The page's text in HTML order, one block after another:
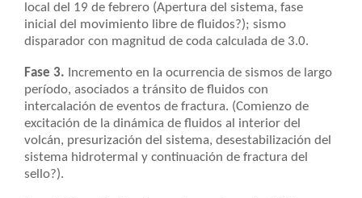
local del 19 de febrero (Apertura del sistema, fase
inicial del movimiento libre de fluidos?); sismo
disparador con magnitud de coda calculada de 3.0.
Fase 3. Incremento en la ocurrencia de sismos de largo
período, asociados a tránsito de fluidos con
intercalación de eventos de fractura. (Comienzo de
excitación de la dinámica de fluidos al interior del
volcán, presurización del sistema, desestabilización del
sistema hidrotermal y continuación de fractura del
sello?).